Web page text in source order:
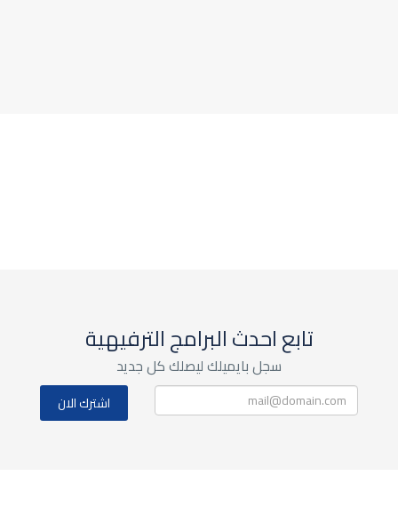
تابع احدث البرامج الترفيهية
سجل بايميلك ليصلك كل جديد